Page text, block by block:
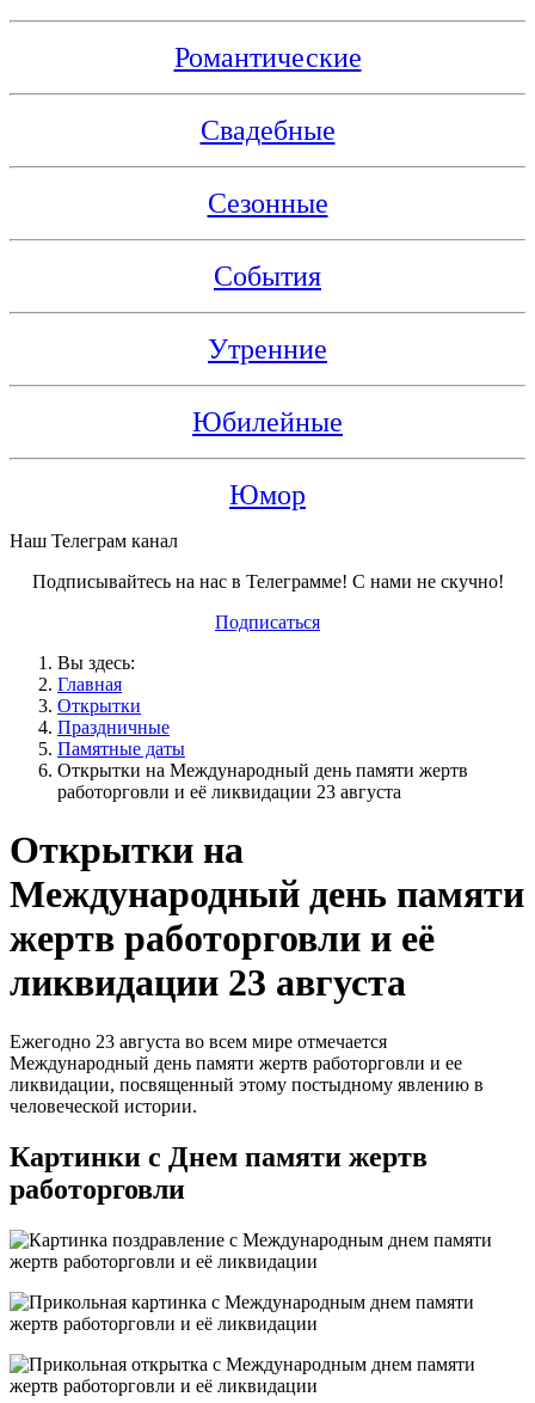
Романтические
Свадебные
Сезонные
События
Утренние
Юбилейные
Юмор
Наш Телеграм канал
Подписывайтесь на нас в Телеграмме! С нами не скучно!
Подписаться
Вы здесь:
Главная
Открытки
Праздничные
Памятные даты
Открытки на Международный день памяти жертв
работорговли и её ликвидации 23 августа
Открытки на
Международный день памяти
жертв работорговли и её
ликвидации 23 августа
Ежегодно 23 августа во всем мире отмечается
Международный день памяти жертв работорговли и ее
ликвидации, посвященный этому постыдному явлению в
человеческой истории.
Картинки с Днем памяти жертв
работорговли